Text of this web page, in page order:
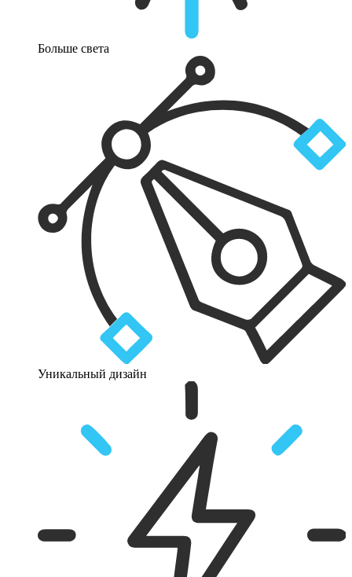
Больше света
Уникальный дизайн